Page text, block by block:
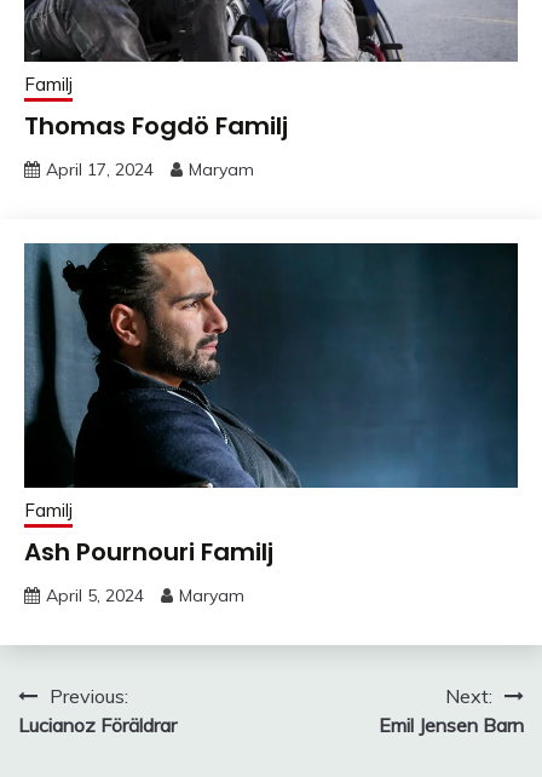
Familj
Thomas Fogdö Familj
April 17, 2024 Maryam
Familj
Ash Pournouri Familj
April 5, 2024 Maryam
Post
navigation
Previous:
Lucianoz Föräldrar
Next:
Emil Jensen Barn